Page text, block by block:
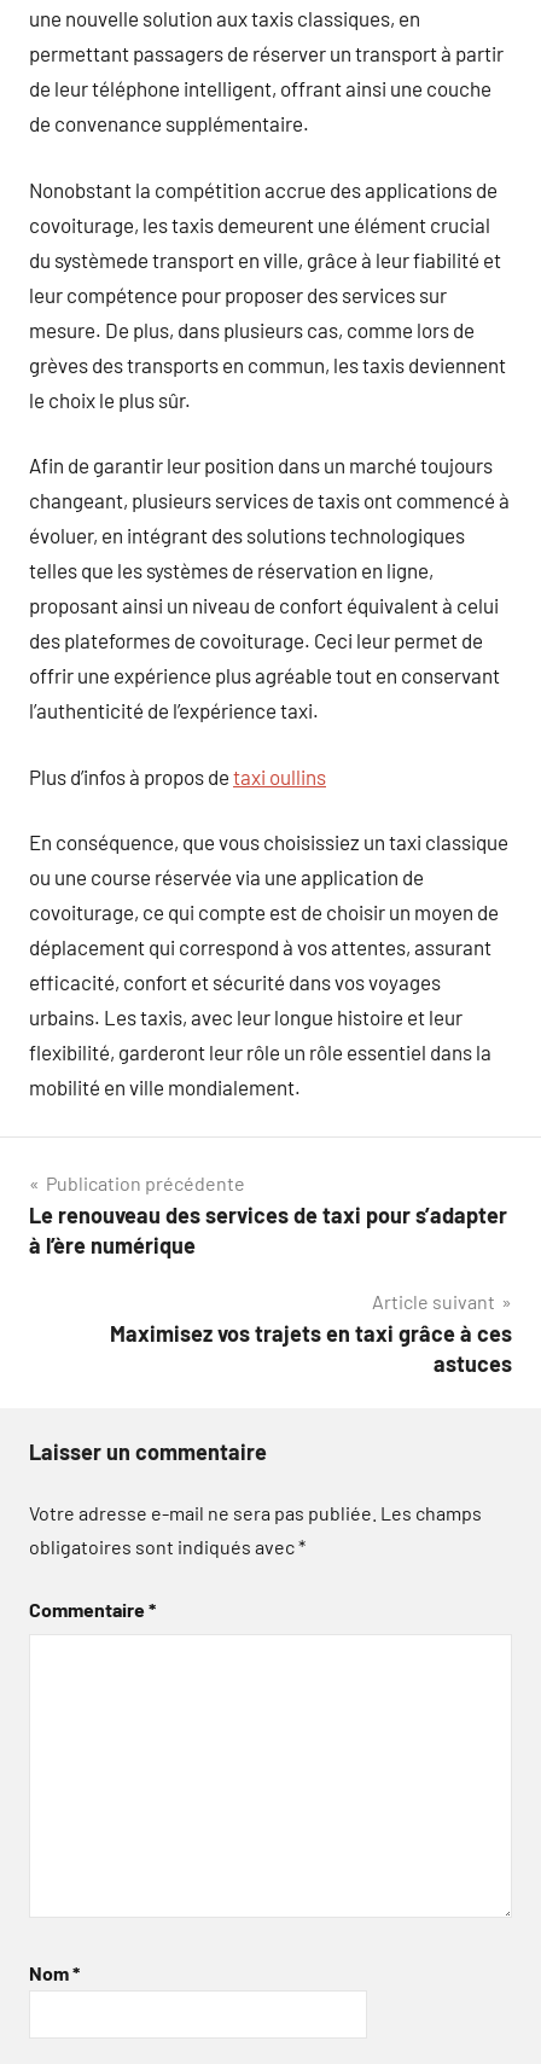
une nouvelle solution aux taxis classiques, en
permettant passagers de réserver un transport à partir
de leur téléphone intelligent, offrant ainsi une couche
de convenance supplémentaire.
Nonobstant la compétition accrue des applications de
covoiturage, les taxis demeurent une élément crucial
du systèmede transport en ville, grâce à leur fiabilité et
leur compétence pour proposer des services sur
mesure. De plus, dans plusieurs cas, comme lors de
grèves des transports en commun, les taxis deviennent
le choix le plus sûr.
Afin de garantir leur position dans un marché toujours
changeant, plusieurs services de taxis ont commencé à
évoluer, en intégrant des solutions technologiques
telles que les systèmes de réservation en ligne,
proposant ainsi un niveau de confort équivalent à celui
des plateformes de covoiturage. Ceci leur permet de
offrir une expérience plus agréable tout en conservant
l’authenticité de l’expérience taxi.
Plus d’infos à propos de taxi oullins
En conséquence, que vous choisissiez un taxi classique
ou une course réservée via une application de
covoiturage, ce qui compte est de choisir un moyen de
déplacement qui correspond à vos attentes, assurant
efficacité, confort et sécurité dans vos voyages
urbains. Les taxis, avec leur longue histoire et leur
flexibilité, garderont leur rôle un rôle essentiel dans la
mobilité en ville mondialement.
Navigation
de
Publication précédente
Le renouveau des services de taxi pour s’adapter
à l’ère numérique
Article suivant
Maximisez vos trajets en taxi grâce à ces
astuces
Laisser un commentaire
Votre adresse e-mail ne sera pas publiée. Les champs
obligatoires sont indiqués avec*
Commentaire*
Nom*